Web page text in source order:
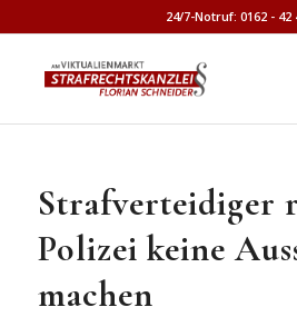
24/7-Notruf: 0162 - 42
Strafverteidiger
Polizei keine
machen